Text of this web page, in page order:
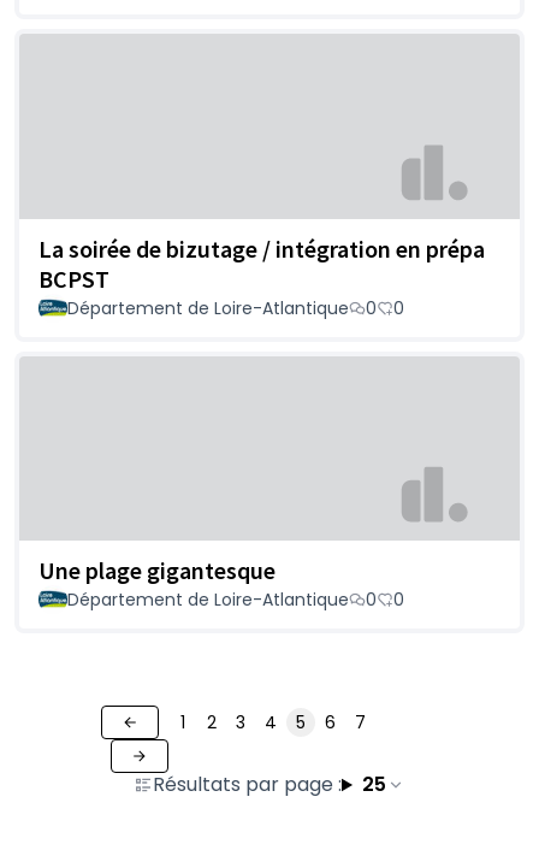
La soirée de bizutage / intégration en prépa
BCPST
Département de Loire-Atlantique 0 0
Une plage gigantesque
Département de Loire-Atlantique 0 0
Résultats par page : 25
1 2 3 4 5 6 7